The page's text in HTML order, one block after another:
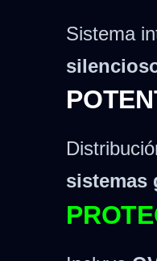
Sistema
sistemas